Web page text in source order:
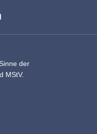
der
MStV.